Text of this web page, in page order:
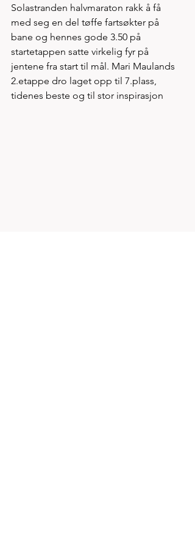
Solastranden halvmaraton rakk å få
med seg en del tøffe fartsøkter på
bane og hennes gode 3.50 på
startetappen satte virkelig fyr på
jentene fra start til mål. Mari Maulands
2.etappe dro laget opp til 7.plass,
tidenes beste og til stor inspirasjon